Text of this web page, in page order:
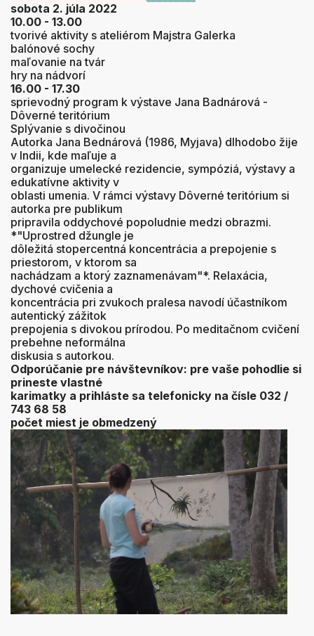
sobota 2. júla 2022
10.00 - 13.00
tvorivé aktivity s ateliérom Majstra Galerka
balónové sochy
maľovanie na tvár
hry na nádvorí
16.00 - 17.30
sprievodný program k výstave Jana Badnárová -
Dôverné teritórium
Splývanie s divočinou
Autorka Jana Bednárová (1986, Myjava) dlhodobo žije
v Indii, kde maľuje a
organizuje umelecké rezidencie, sympóziá, výstavy a
edukatívne aktivity v
oblasti umenia. V rámci výstavy Dôverné teritórium si
autorka pre publikum
pripravila oddychové popoludnie medzi obrazmi.
*"Uprostred džungle je
dôležitá stopercentná koncentrácia a prepojenie s
priestorom, v ktorom sa
nachádzam a ktorý zaznamenávam"*. Relaxácia,
dychové cvičenia a
koncentrácia pri zvukoch pralesa navodí účastníkom
autentický zážitok
prepojenia s divokou prírodou. Po meditačnom cvičení
prebehne neformálna
diskusia s autorkou.
Odporúčanie pre návštevníkov: pre vaše pohodlie si
prineste vlastné
karimatky a prihláste sa telefonicky na čísle 032 /
743 68 58
počet miest je obmedzený